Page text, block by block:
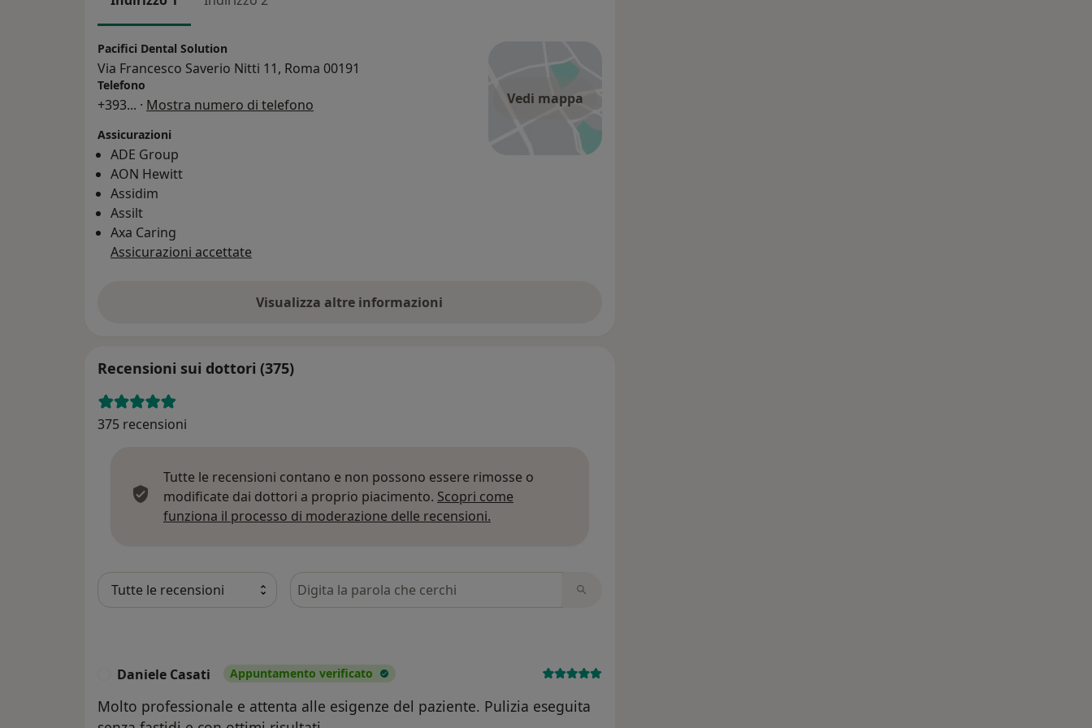
Vedi mappa
Pacifici Dental Solution
Via Francesco Saverio Nitti 11, Roma 00191
Telefono
+393... · Mostra numero di telefono
Assicurazioni
ADE Group
AON Hewitt
Assidim
Assilt
Axa Caring
Assicurazioni accettate
Visualizza altre informazioni
Recensioni sui dottori (375)
375 recensioni
Tutte le recensioni contano e non possono essere rimosse o
modificate dai dottori a proprio piacimento. Scopri come
funziona il processo di moderazione delle recensioni.
Cerca nelle recensioni
Daniele Casati Appuntamento verificato
Molto professionale e attenta alle esigenze del paziente. Pulizia eseguita